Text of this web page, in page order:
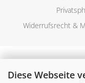
Diese Webseite
Widerrufsrecht &